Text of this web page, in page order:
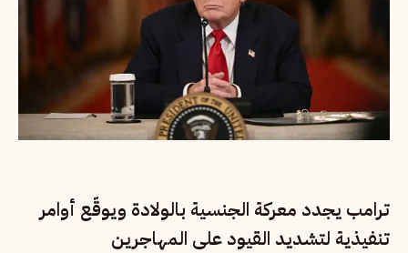
ترامب يجدد معركة الجنسية بالولادة ويوقّع أوامر
تنفيذية لتشديد القيود على المهاجرين